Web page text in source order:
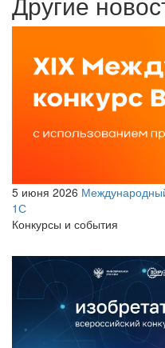
5 июня 2026
1С
Конкурсы и события